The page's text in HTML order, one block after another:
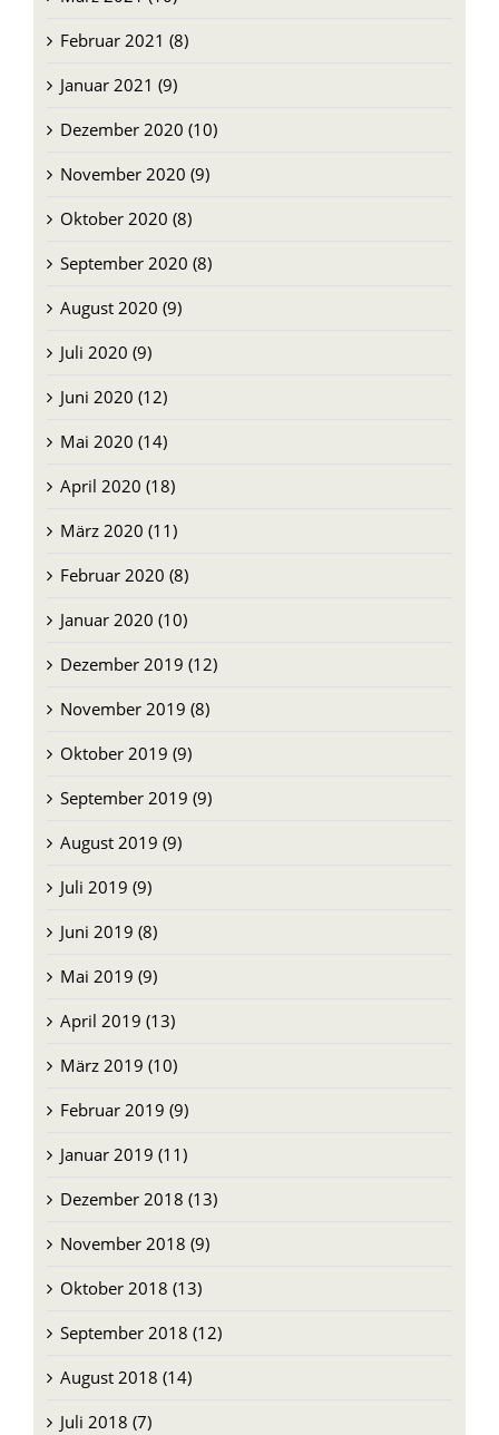
Februar 2021 (8)
Januar 2021 (9)
Dezember 2020 (10)
November 2020 (9)
Oktober 2020 (8)
September 2020 (8)
August 2020 (9)
Juli 2020 (9)
Juni 2020 (12)
Mai 2020 (14)
April 2020 (18)
März 2020 (11)
Februar 2020 (8)
Januar 2020 (10)
Dezember 2019 (12)
November 2019 (8)
Oktober 2019 (9)
September 2019 (9)
August 2019 (9)
Juli 2019 (9)
Juni 2019 (8)
Mai 2019 (9)
April 2019 (13)
März 2019 (10)
Februar 2019 (9)
Januar 2019 (11)
Dezember 2018 (13)
November 2018 (9)
Oktober 2018 (13)
September 2018 (12)
August 2018 (14)
Juli 2018 (7)